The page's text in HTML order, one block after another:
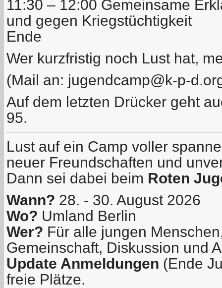
11:30 – 12:00 Gemeinsame
und gegen Kriegstüchtigkeit
Ende
Wer kurzfristig noch Lust hat,
(Mail an: jugendcamp@k-p-
Auf dem letzten Drücker geht
95.
Lust auf ein Camp voller
neuer Freundschaften und
Dann sei dabei beim Roten
Wann? 28. - 30. August 2026
Wo? Umland Berlin
Wer? Für alle jungen
Gemeinschaft, Diskussion und
Update Anmeldungen (Ende
freie Plätze.